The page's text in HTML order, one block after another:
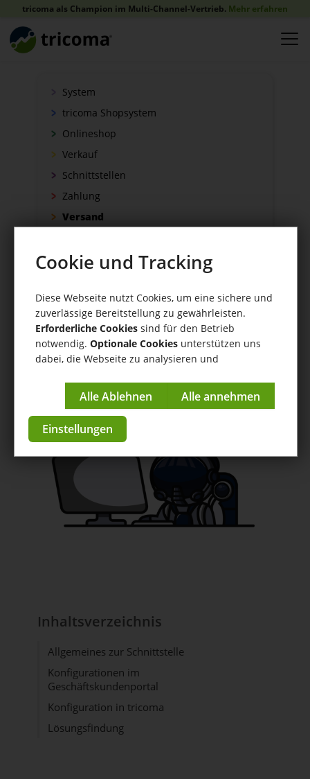
tricoma als Champion im Multi-Channel-Vertrieb. Mehr erfahren
System
tricoma Shopsystem
Onlineshop
Verkauf
Schnittstellen
Zahlung
Versand
CRM Tools
DHL Connector
Hilfe/DHL Connector/ Probleme beim Generieren von DHL-
Paketlabels
Anleitungen & Tutorials
zur App im Store
Inhaltsverzeichnis
Allgemeines zur Schnittstelle
Konfigurationen im
Geschäftskundenportal
Konfiguration in tricoma
Lösungsfindung
Cookie und Tracking
Diese Webseite nutzt Cookies, um eine sichere und
zuverlässige Bereitstellung zu gewährleisten.
Erforderliche Cookies sind für den Betrieb
notwendig. Optionale Cookies unterstützen uns
dabei, die Webseite zu analysieren und
Impressum| Datenschutzerklärung
Einstellungen